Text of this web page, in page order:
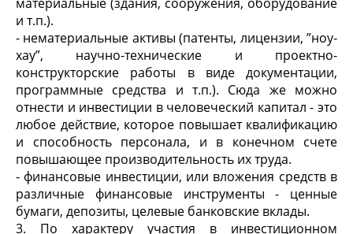
и т.п.).
- нематериальные активы (патенты, лицензии, ”ноу-
хау”, научно-технические и проектно-
конструкторские работы в виде документации,
программные средства и т.п.). Сюда же можно
отнести и инвестиции в человеческий капитал - это
любое действие, которое повышает квалификацию
и способность персонала, и в конечном счете
повышающее производительность их труда.
- финансовые инвестиции, или вложения средств в
различные финансовые инструменты - ценные
бумаги, депозиты, целевые банковские вклады.
3. По характеру участия в инвестиционном